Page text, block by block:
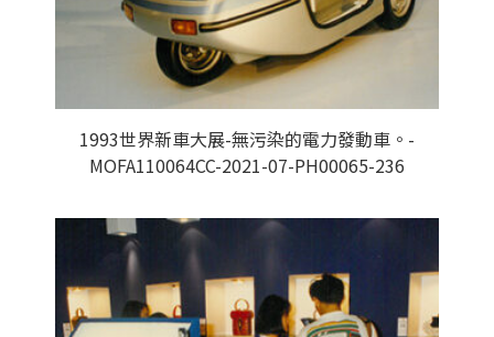
1993世界新車大展-無污染的電力發動車。-
MOFA110064CC-2021-07-PH00065-236